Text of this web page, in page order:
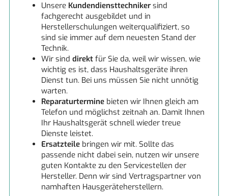
Unsere Kundendiensttechnikersind
fachgerecht ausgebildet und in
Herstellerschulungen weiterqualifiziert, so
sind sie immer auf dem neuesten Stand der
Technik.
Wir sind direkt für Sie da, weil wir wissen, wie
wichtig es ist, dass Haushaltsgeräte ihren
Dienst tun. Bei uns müssen Sie nicht unnötig
warten.
Reparaturterminebieten wir Ihnen gleich am
Telefon und möglichst zeitnah an. Damit Ihnen
Ihr Haushaltsgerät schnell wieder treue
Dienste leistet.
Ersatzteile bringen wir mit. Sollte das
passende nicht dabei sein, nutzen wir unsere
guten Kontakte zu den Servicestellen der
Hersteller. Denn wir sind Vertragspartner von
namhaften Hausgeräteherstellern.